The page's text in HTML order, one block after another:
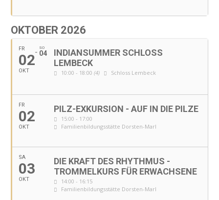
OKTOBER 2026
FR
02
OKT
SO
04
INDIANSUMMER SCHLOSS
LEMBECK
10:00 - 18:00(4) Schloss Lembeck
FR
02
OKT
PILZ-EXKURSION - AUF IN DIE PILZE
15:00 - 17:00
Familienbildungsstätte Dorsten-Marl
SA
03
OKT
DIE KRAFT DES RHYTHMUS -
TROMMELKURS FÜR ERWACHSENE
14:00 - 16:15
Familienbildungsstätte Dorsten-Marl